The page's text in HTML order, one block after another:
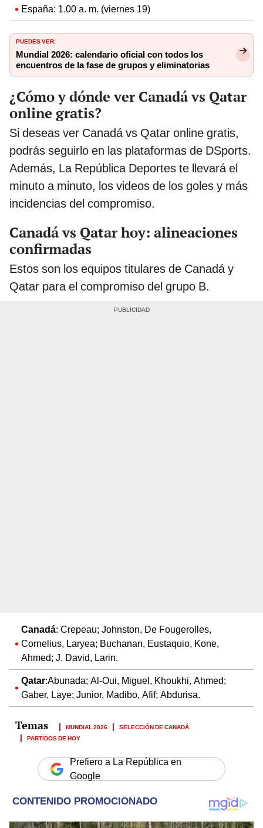
España: 1.00 a. m. (viernes 19)
PUEDES VER:
Mundial 2026: calendario oficial con todos los
encuentros de la fase de grupos y eliminatorias
¿Cómo y dónde ver Canadá vs Qatar
online gratis?
Si deseas ver Canadá vs Qatar online gratis,
podrás seguirlo en las plataformas de DSports.
Además, La República Deportes te llevará el
minuto a minuto, los videos de los goles y más
incidencias del compromiso.
Canadá vs Qatar hoy: alineaciones
confirmadas
Estos son los equipos titulares de Canadá y
Qatar para el compromiso del grupo B.
Canadá: Crepeau; Johnston, De Fougerolles,
Cornelius, Laryea; Buchanan, Eustaquio, Kone,
Ahmed; J. David, Larin.
Qatar:Abunada; Al-Oui, Miguel, Khoukhi, Ahmed;
Gaber, Laye; Junior, Madibo, Afif; Abdurisa.
MUNDIAL 2026
SELECCIÓN DE CANADÁ
PARTIDOS DE HOY
Prefiero a La República en
Google